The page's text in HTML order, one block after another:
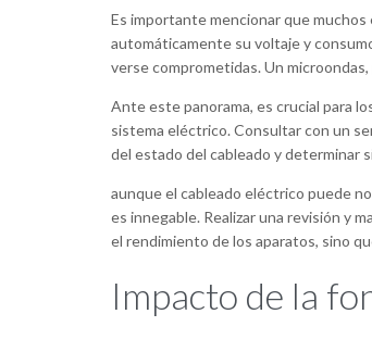
Es importante mencionar que
automáticamente su voltaje y
verse comprometidas. Un
Ante este panorama, es crucial para
sistema eléctrico. Consultar con un
del estado del cableado y determinar
aunque el cableado eléctrico puede
es innegable. Realizar una revisión y
el rendimiento de los aparatos, sino
Impacto de la